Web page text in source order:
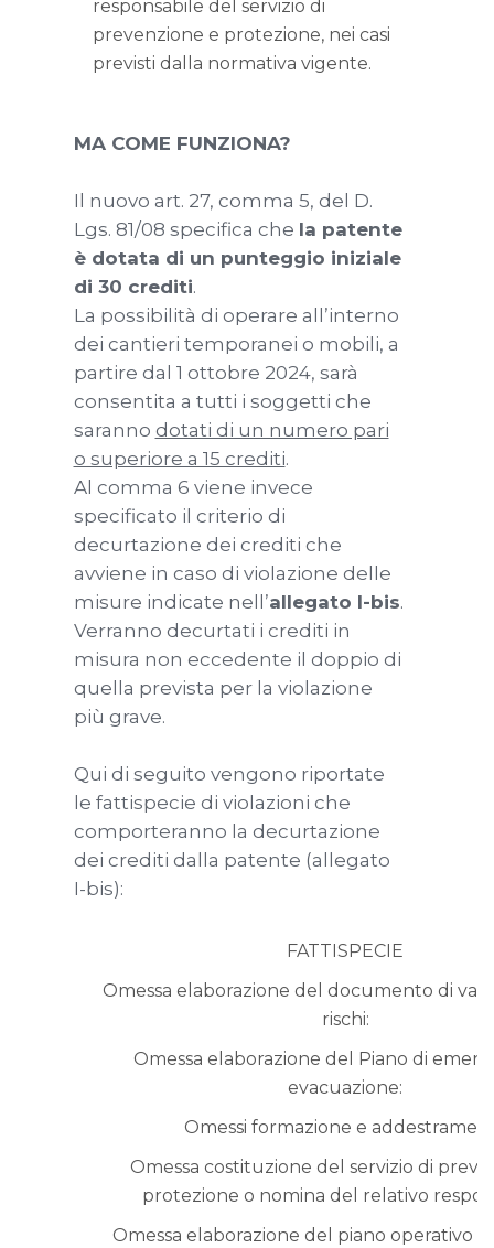
responsabile del servizio di
prevenzione e protezione, nei casi
previsti dalla normativa vigente.
MA COME FUNZIONA?
Il nuovo art. 27, comma 5, del D.
Lgs. 81/08 specifica che la patente
è dotata di un punteggio iniziale
di 30 crediti.
La possibilità di operare all’interno
dei cantieri temporanei o mobili, a
partire dal 1 ottobre 2024, sarà
consentita a tutti i soggetti che
saranno dotati di un numero pari
o superiore a 15 crediti.
Al comma 6 viene invece
specificato il criterio di
decurtazione dei crediti che
avviene in caso di violazione delle
misure indicate nell’allegato I-bis.
Verranno decurtati i crediti in
misura non eccedente il doppio di
quella prevista per la violazione
più grave.
Qui di seguito vengono riportate
le fattispecie di violazioni che
comporteranno la decurtazione
dei crediti dalla patente (allegato
I-bis):
FATTISPECIE
Omessa elaborazione del documento di
rischi:
Omessa elaborazione del Piano di
evacuazione:
Omessi formazione e
Omessa costituzione del servizio di
protezione o nomina del relativo
Omessa elaborazione del piano operativo